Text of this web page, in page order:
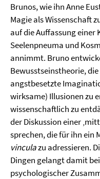
Brunos, wie ihn Anne
Magie als Wissenschaft
auf die Auffassung
Seelenpneuma und
annimmt. Bruno
Bewusstseinstheorie,
angstbesetzte
wirksame) Illusionen zu
wissenschaftlich zu
der Diskussion einer
sprechen, die für ihn ein
vinculazu adressieren.
Dingen gelangt damit
psychologischer